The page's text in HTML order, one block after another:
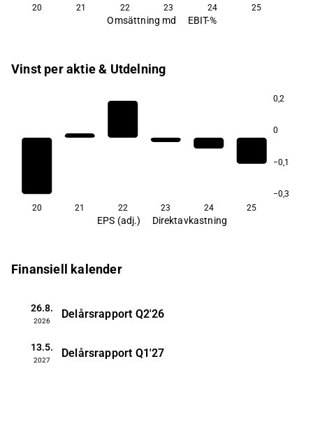
20 21 22 23 24 25
Omsättning md EBIT-%
Vinst per aktie & Utdelning
0,2
0
−0,1
−0,3
20
21 22 23 24 25
EPS (adj.) Direktavkastning
Finansiell kalender
26.8.
2026
Delårsrapport Q2'26
13.5.
2027
Delårsrapport Q1'27